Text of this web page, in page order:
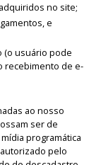
no site;
e
(o usuário pode
recebimento de e-
ao nosso
ser de
programática
pelo